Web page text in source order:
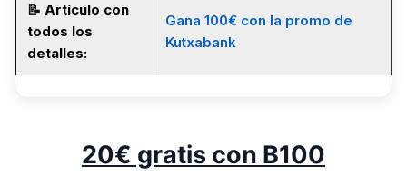
📝 Artículo con
todos los
detalles:
Gana 100€ con la promo de
Kutxabank
20€ gratis con B100